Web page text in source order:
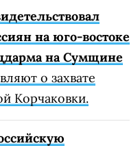
на юго-востоке
на Сумщине
о захвате
Корчаковки.